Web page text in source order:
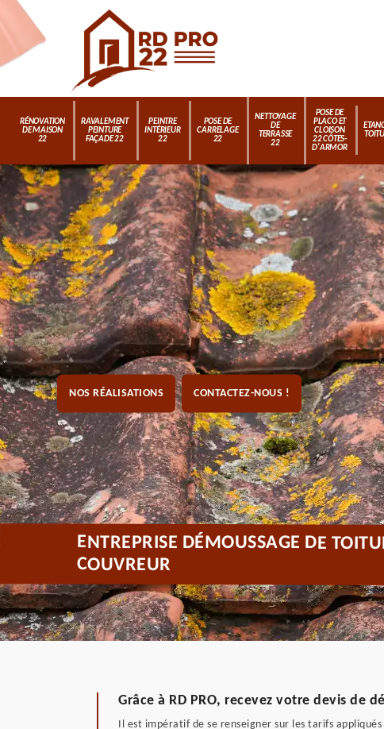
RÉNOVATION
DE MAISON
22
RAVALEMENT
PEINTURE
FAÇADE 22
PEINTRE
INTÉRIEUR
22
POSE DE
CARRELAGE
22
NETTOYAGE
DE
TERRASSE
22
POSE DE
PLACO ET
CLOISON
22 CÔTES-
D'ARMOR
NOS RÉALISATIONS CONTACTEZ-NOUS !
ENTREPRISE DÉMOUSSAGE DE
COUVREUR
Grâce à RD PRO, recevez votre devis de
Il est impératif de se renseigner sur les tarifs